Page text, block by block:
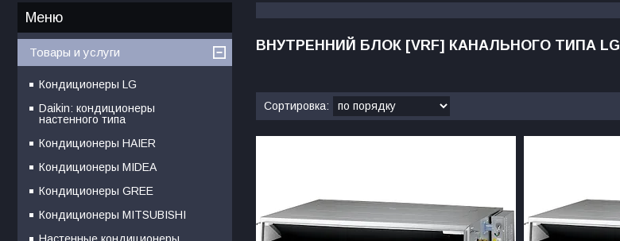
ВНУТРЕННИЙ БЛОК [VRF] КАНАЛЬНОГО ТИПА LG
Товары и услуги
Кондиционеры LG
Daikin: кондиционеры
настенного типа
Кондиционеры HAIER
Кондиционеры MIDEA
Кондиционеры GREE
Кондиционеры MITSUBISHI
Настенные кондиционеры